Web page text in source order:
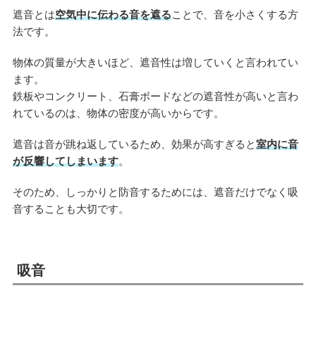
遮音とは空気中に伝わる音を遮ることで、音を小さくする方
法です。
物体の質量が大きいほど、遮音性は増していくと言われてい
ます。
鉄板やコンクリート、石膏ボードなどの遮音性が高いと言わ
れているのは、物体の密度が高いからです。
遮音は音が跳ね返しているため、効果が高すぎると室内に音
が反響してしまいます。
そのため、しっかりと防音するためには、遮音だけでなく吸
音することも大切です。
吸音